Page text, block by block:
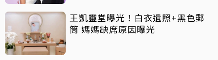
王凱靈堂曝光！白衣遺照+黑色郵
筒 媽媽缺席原因曝光